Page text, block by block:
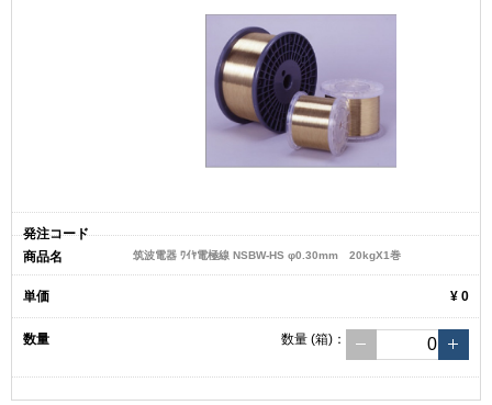
筑波電器 ﾜｲﾔ電極線 NSBW-HS φ0.30mm 20kgX1巻
¥ 0
数量 (箱) ：